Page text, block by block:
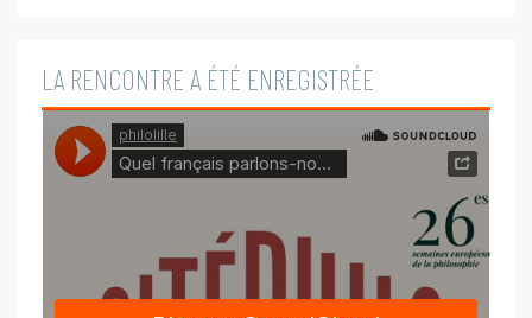
LA RENCONTRE A ÉTÉ ENREGISTRÉE